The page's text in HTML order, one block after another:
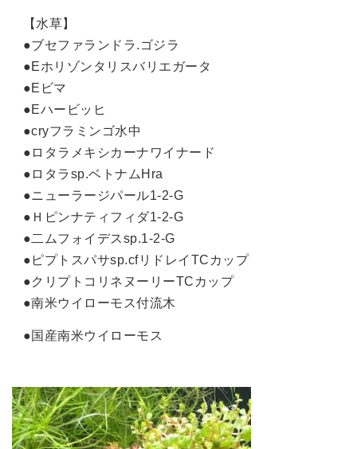
【水草】
●ブセファランドラ.ゴジラ
●Eホリゾンタリスバリエガータ
●Eビマ
●Eハービッヒ
●cryフラミンゴ水中
●ロタラメキシカーナワイナード
●ロタラsp.ベトナムHra
●ニューラージパール1-2-G
●Ｈピンナティフィダ1-2-G
●二ムフォイデスsp.1-2-G
●ピプトスパサsp.cfリドレイTCカップ
●クリプトコリネヌーリーTCカップ
●南米ウイローモス付流木
●国産南米ウイローモス